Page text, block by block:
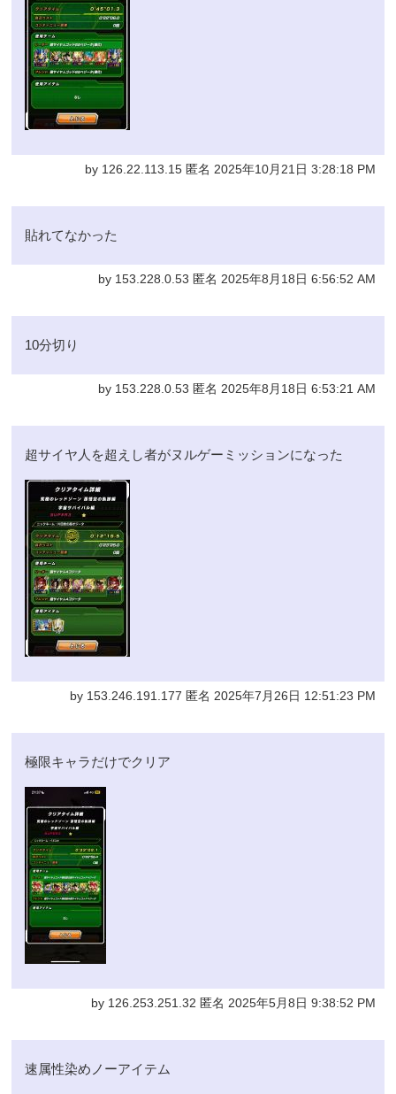
by 126.22.113.15 匿名 2025年10月21日 3:28:18 PM
貼れてなかった
by 153.228.0.53 匿名 2025年8月18日 6:56:52 AM
10分切り
by 153.228.0.53 匿名 2025年8月18日 6:53:21 AM
超サイヤ人を超えし者がヌルゲーミッションになった
by 153.246.191.177 匿名 2025年7月26日 12:51:23 PM
極限キャラだけでクリア
by 126.253.251.32 匿名 2025年5月8日 9:38:52 PM
速属性染めノーアイテム